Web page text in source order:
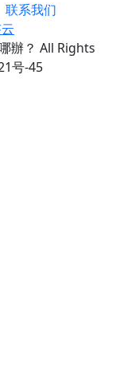
联系我们
辦？ All Rights
号-45